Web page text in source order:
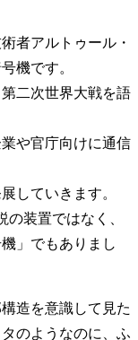
者アルトゥール・
機です。
二次世界大戦を語
や官庁向けに通信
していきます。
装置ではなく、
」でもありまし
造を意識して見た
のようなのに、ふ